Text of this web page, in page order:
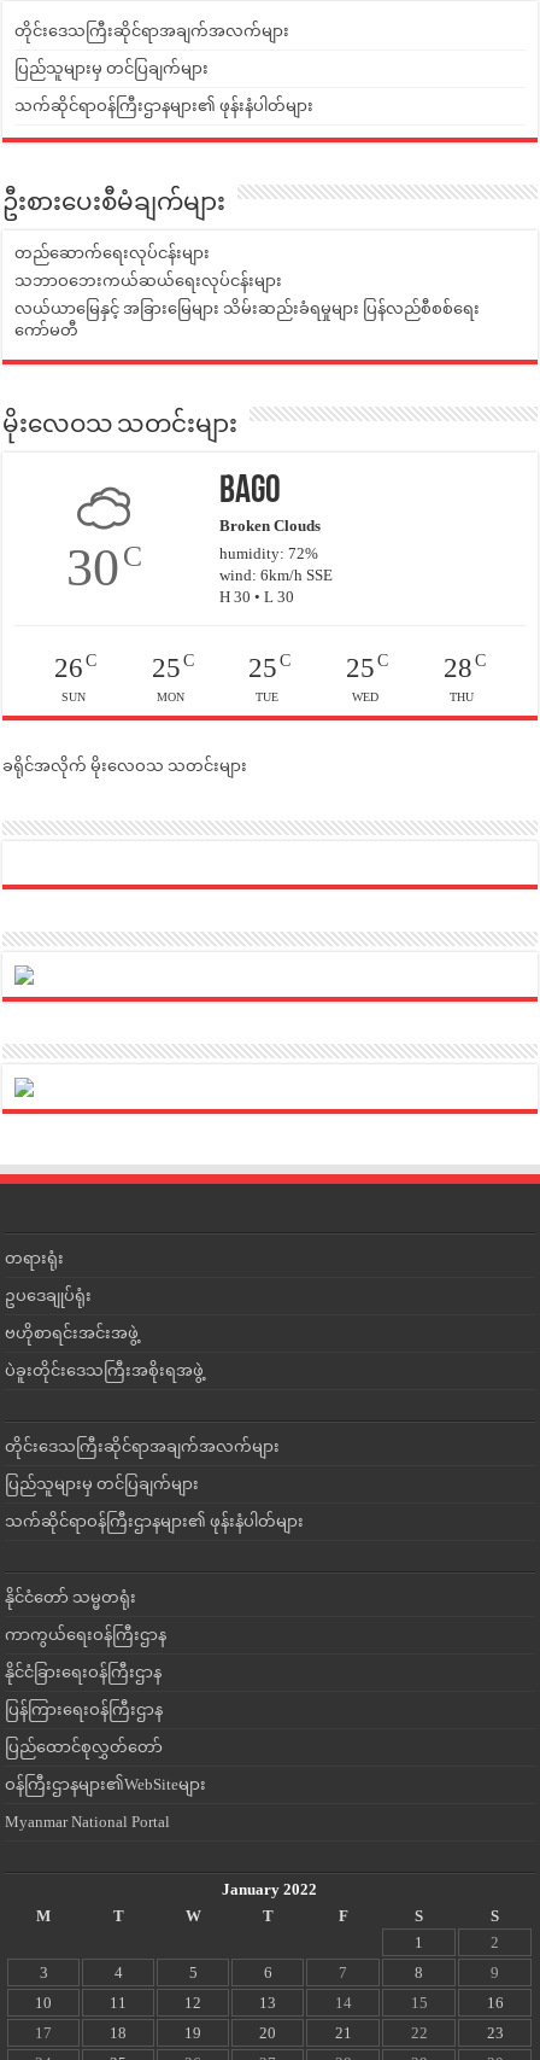
တိုင်းဒေသကြီးဆိုင်ရာအချက်အလက်များ
ပြည်သူများမှ တင်ပြချက်များ
သက်ဆိုင်ရာဝန်ကြီးဌာနများ၏ ဖုန်းနံပါတ်များ
ဦးစားပေးစီမံချက်များ
တည်ဆောက်ရေးလုပ်ငန်းများ
သဘာဝဘေးကယ်ဆယ်ရေးလုပ်ငန်းများ
လယ်ယာမြေနှင့် အခြားမြေများ သိမ်းဆည်းခံရမှုများ ပြန်လည်စီစစ်ရေး
ကော်မတီ
မိုးလေဝသ သတင်းများ
30C
Bago
Broken Clouds
humidity: 72%
wind: 6km/h SSE
H 30 • L 30
26C
SUN
25C
MON
25 C
TUE
25C
WED
28C
THU
ခရိုင်အလိုက် မိုးလေဝသ သတင်းများ
တရားရုံး
ဥပဒေချုပ်ရုံး
ဗဟိုစာရင်းအင်းအဖွဲ့
ပဲခူးတိုင်းဒေသကြီးအစိုးရအဖွဲ့
တိုင်းဒေသကြီးဆိုင်ရာအချက်အလက်များ
ပြည်သူများမှ တင်ပြချက်များ
သက်ဆိုင်ရာဝန်ကြီးဌာနများ၏ ဖုန်းနံပါတ်များ
နိုင်ငံတော် သမ္မတရုံး
ကာကွယ်ရေးဝန်ကြီးဌာန
နိုင်ငံခြားရေးဝန်ကြီးဌာန
ပြန်ကြားရေးဝန်ကြီးဌာန
ပြည်ထောင်စုလွှတ်တော်
ဝန်ကြီးဌာနများ၏WebSiteများ
Myanmar National Portal
January 2022
M
T W T F S
S
1
2
3
4 5 6 7 8
9
10
11 12 13 14 15
16
17
18 19 20 21 22
23